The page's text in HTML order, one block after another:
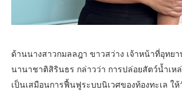
ด้านนางสาวกมลลฎา ขาวสว่าง เจ้าหน้าที่อุทย
นานาชาติสิรินธร กล่าวว่า การปล่อยสัตว์น้ำเห
เป็นเสมือนการฟื้นฟูระบบนิเวศของท้องทะเล ใ